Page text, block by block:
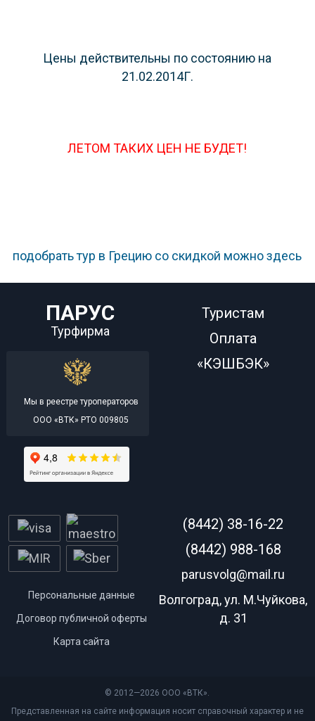
Цены действительны по состоянию на
21.02.2014Г.
ЛЕТОМ ТАКИХ ЦЕН НЕ БУДЕТ!
подобрать тур в Грецию со скидкой можно здесь
ПАРУС
Турфирма
Мы в реестре туроператоров
ООО «ВТК» РТО 009805
Туристам
Оплата
«КЭШБЭК»
Персональные данные
Договор публичной оферты
Карта сайта
(8442) 38-16-22
(8442) 988-168
parusvolg@mail.ru
Волгоград, ул. М.Чуйкова,
д. 31
© 2012—2026 ООО «ВТК».
Представленная на сайте информация носит справочный характер и не